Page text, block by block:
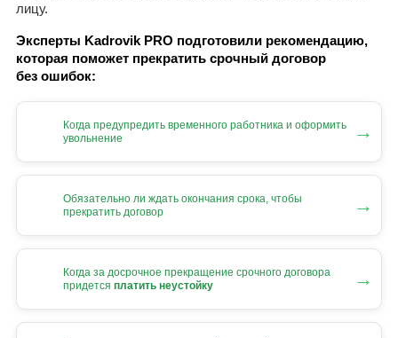
лицу.
Эксперты Kadrovik PRO подготовили рекомендацию,
которая поможет прекратить срочный договор
без ошибок:
Когда предупредить временного работника и оформить
увольнение
→
Обязательно ли ждать окончания срока, чтобы
прекратить договор
→
Когда за досрочное прекращение срочного договора
придется платить неустойку →